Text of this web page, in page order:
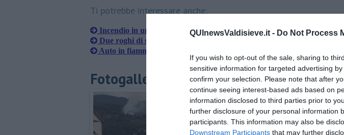
QUInewsValdisieve.it - Do Not Process
If you wish to opt-out of the sale, sharing to
sensitive information for targeted advertising
confirm your selection. Please note that after
continue seeing interest-based ads based on
information disclosed to third parties prior to
further disclosure of your personal information
participants. This information may also be
Downstream Participants that may further
Ti potrebbe interessare anche:
Incendio in un bosco di Pietrapiana
Due roghi di sterpaglie e baracche
Auto in fiamme nell'oliveta
Fotogallery